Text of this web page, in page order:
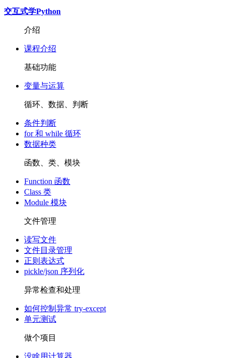
交互式学Python
介绍
课程介绍
基础功能
变量与运算
循环、数据、判断
条件判断
for 和 while 循环
数据种类
函数、类、模块
Function 函数
Class 类
Module 模块
文件管理
读写文件
文件目录管理
正则表达式
pickle/json 序列化
异常检查和处理
如何控制异常 try-except
单元测试
做个项目
没啥用计算器